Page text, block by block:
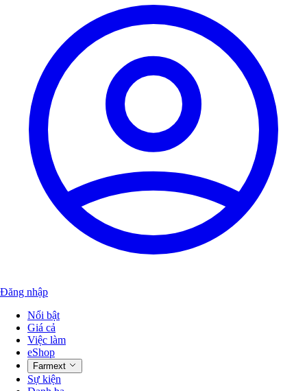
Đăng nhập
Nổi bật
Giá cả
Việc làm
eShop
Farmext
Sự kiện